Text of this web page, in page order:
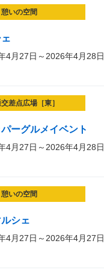
憩いの空間
4月27日～2026年4月28日
差点広場［東］
ーグルメイベント
4月27日～2026年4月28日
憩いの空間
シェ
4月27日～2026年4月27日